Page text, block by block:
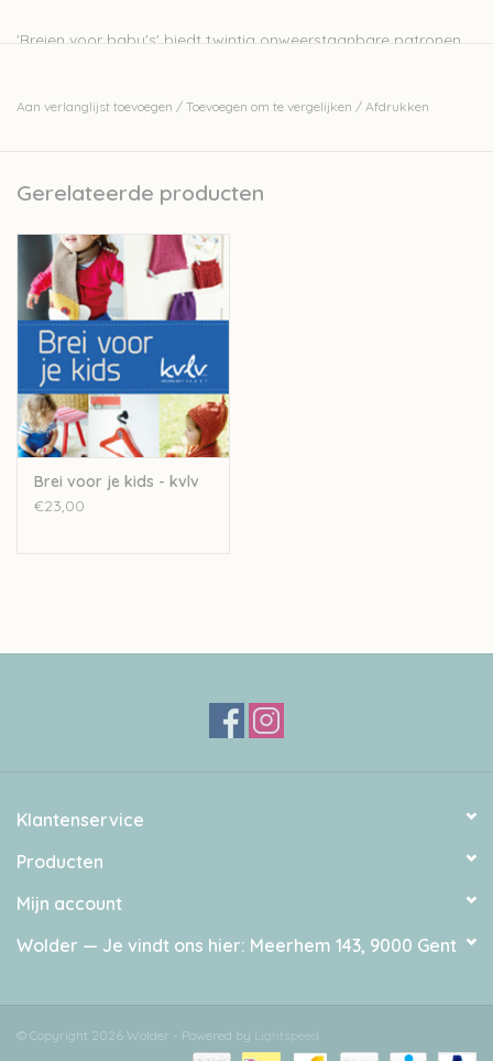
'Breien voor baby's' biedt twintig onweerstaanbare patronen
Toegankelijk geschreven en eenvoudig te doen, zowel voor
beginners als experts.
- Nederlandstalig
Aan verlanglijst toevoegen / Toevoegen om te vergelijken / Afdrukken
Gerelateerde producten
Brei voor je kids - kvlv
€23,00
Klantenservice
Producten
Mijn account
Wolder — Je vindt ons hier: Meerhem 143, 9000 Gent
© Copyright 2026 Wolder - Powered by Lightspeed